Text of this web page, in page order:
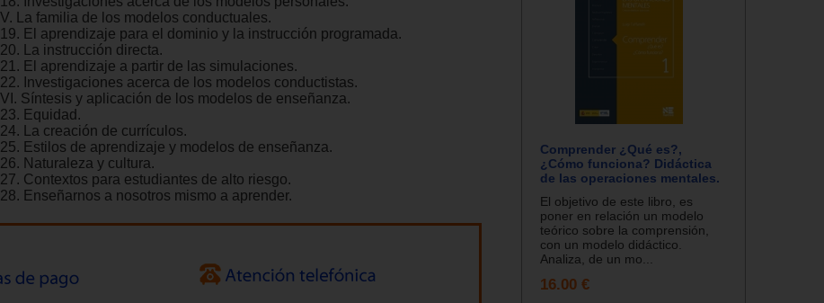
V. La familia de los modelos conductuales.
19. El aprendizaje para el dominio y la instrucción programada.
20. La instrucción directa.
21. El aprendizaje a partir de las simulaciones.
22. Investigaciones acerca de los modelos conductistas.
VI. Síntesis y aplicación de los modelos de enseñanza.
23. Equidad.
24. La creación de currículos.
25. Estilos de aprendizaje y modelos de enseñanza.
26. Naturaleza y cultura.
27. Contextos para estudiantes de alto riesgo.
28. Enseñarnos a nosotros mismo a aprender.
Comprender ¿Qué es?,
¿Cómo funciona? Didáctica
de las operaciones mentales.
El objetivo de este libro, es
poner en relación un modelo
teórico sobre la comprensión,
con un modelo didáctico.
Analiza, de un mo...
16.00 €